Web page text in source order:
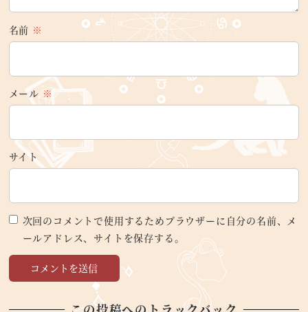
名前 ※
メール※
サイト
次回のコメントで使用するためブラウザーに自分の名前、メ
ールアドレス、サイトを保存する。